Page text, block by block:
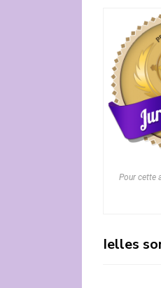
Pour cette
Ielles